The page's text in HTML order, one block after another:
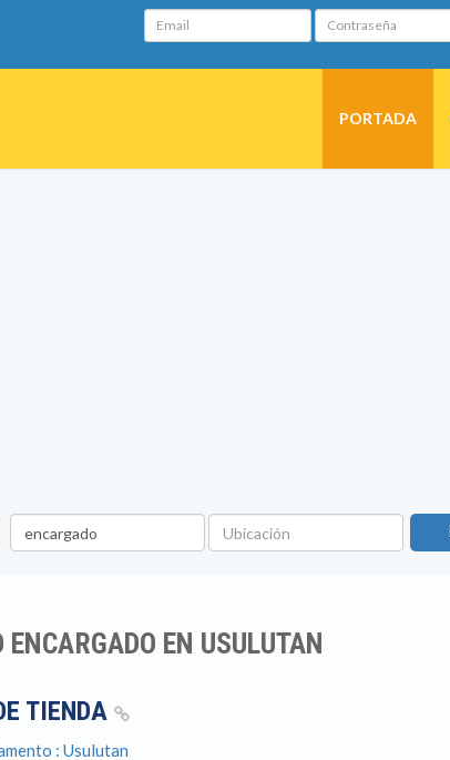
Email Contraseña
PORTADA
Palabra
clave
Ubicación
ENCARGADO EN USULUTAN
TIENDA
: Usulutan